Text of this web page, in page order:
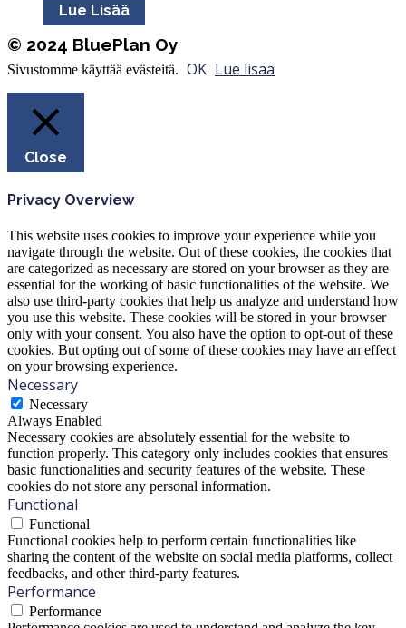
Lue Lisää
© 2024 BluePlan Oy
Sivustomme käyttää evästeitä. OK Lue lisää
Close
Privacy Overview
This website uses cookies to improve your experience while you
navigate through the website. Out of these cookies, the cookies that
are categorized as necessary are stored on your browser as they are
essential for the working of basic functionalities of the website. We
also use third-party cookies that help us analyze and understand how
you use this website. These cookies will be stored in your browser
only with your consent. You also have the option to opt-out of these
cookies. But opting out of some of these cookies may have an effect
on your browsing experience.
Necessary
Necessary
Always Enabled
Necessary cookies are absolutely essential for the website to
function properly. This category only includes cookies that ensures
basic functionalities and security features of the website. These
cookies do not store any personal information.
Functional
Functional
Functional cookies help to perform certain functionalities like
sharing the content of the website on social media platforms, collect
feedbacks, and other third-party features.
Performance
Performance